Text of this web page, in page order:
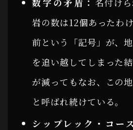
岩の数は12個あったわ
前という「記号」が、地
を追い越してしまった
が減ってもなお、この地
と呼ばれ続けている。
シップレック・コー